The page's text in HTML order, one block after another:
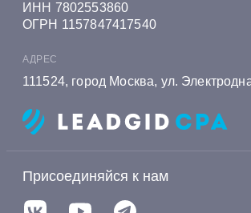
Онлайн заявка на кредит в
Онлайн заявка на кредит в
Онлайн заявка на кредит в
Онлайн заявка на кредит в
ИНН 7802553860
ОГРН 1157847417540
АДРЕС
111524, город Москва, ул.
Присоединяйся к нам